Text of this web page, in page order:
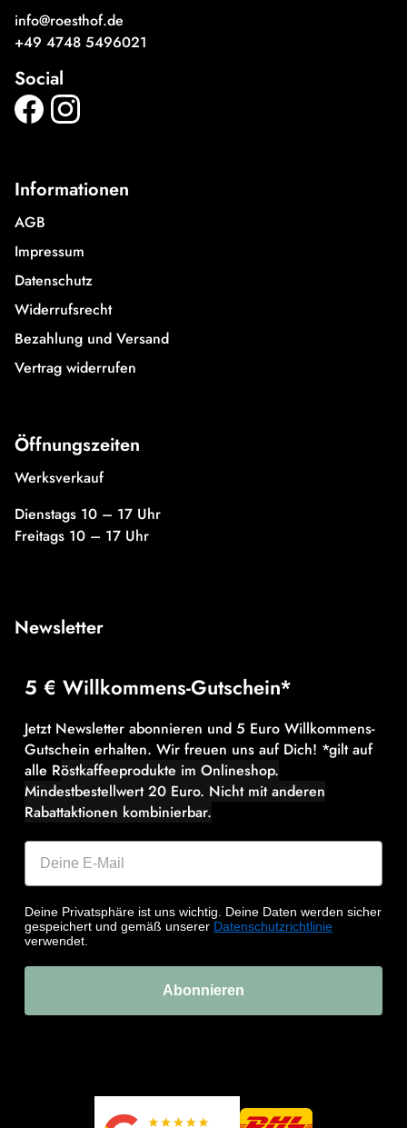
info@roesthof.de
+49 4748 5496021
Social
Informationen
AGB
Impressum
Datenschutz
Widerrufsrecht
Bezahlung und Versand
Vertrag widerrufen
Öffnungszeiten
Werksverkauf
Dienstags 10 – 17 Uhr
Freitags 10 – 17 Uhr
Newsletter
5 € Willkommens-Gutschein*
Jetzt Newsletter abonnieren und 5 Euro Willkommens-
Gutschein erhalten. Wir freuen uns auf Dich! *gilt auf
alle Röstkaffeeprodukte im Onlineshop.
Mindestbestellwert 20 Euro. Nicht mit anderen
Rabattaktionen kombinierbar.
Deine Privatsphäre ist uns wichtig. Deine Daten werden sicher
gespeichert und gemäß unserer Datenschutzrichtlinie
verwendet.
Abonnieren